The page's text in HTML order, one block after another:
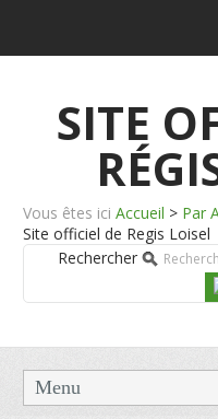
SITE
Vous êtes ici Accueil > Par
Site officiel de Regis Loisel
Rechercher
Menu